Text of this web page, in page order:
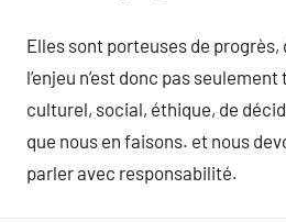
Elles sont porteuses de
l’enjeu n’est donc pas
culturel, social, éthique, de
que nous en faisons. et nous
parler avec responsabilité.